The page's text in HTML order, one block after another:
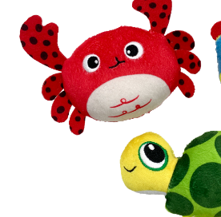
每筆NT$60，滿NT$1,500(含以上)免運費
【7-11】取貨付款1500免運
每筆NT$80，滿NT$1,500(含以上)免運費
【7-11】取貨1500免運
每筆NT$60，滿NT$1,500(含以上)免運費
宅配【全館滿1500免運】
每筆NT$85，滿NT$1,500(含以上)免運費